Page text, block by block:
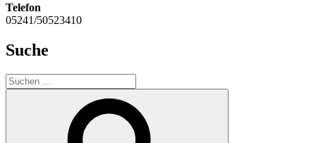
Telefon
05241/50523410
Suche
Suche
nach: